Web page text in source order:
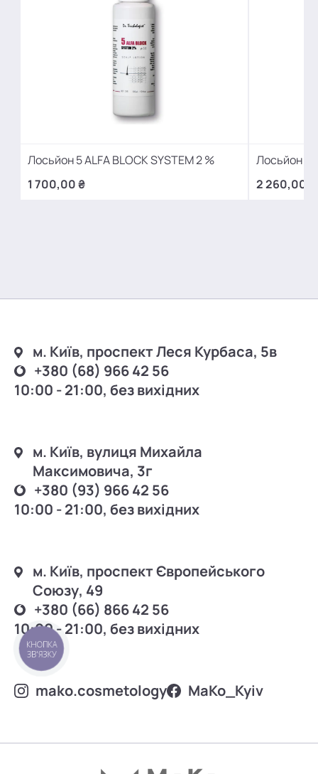
Лосьйон 5 ALFA BLOCK SYSTEM 2 %
1 700,00 ₴
Лосьйон 5
2 260,00 ₴
м. Київ, проспект Леся Курбаса, 5в
+380 (68) 966 42 56
10:00 - 21:00, без вихідних
м. Київ, вулиця Михайла
Максимовича, 3г
+380 (93) 966 42 56
10:00 - 21:00, без вихідних
м. Київ, проспект Європейського
Союзу, 49
+380 (66) 866 42 56
10:00 - 21:00, без вихідних
mako.cosmetology MаKo_Kyiv
КНОПКА
ЗВ'ЯЗКУ